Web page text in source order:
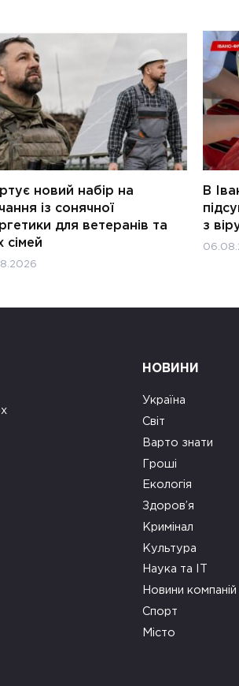
новий набір на
із сонячної
для ветеранів та
сімей
В
з
НОВИНИ
Україна
Світ
Варто знати
Гроші
Екологія
Здоров’я
Кримінал
Культура
Наука та ІТ
Новини компаній
Спорт
Місто